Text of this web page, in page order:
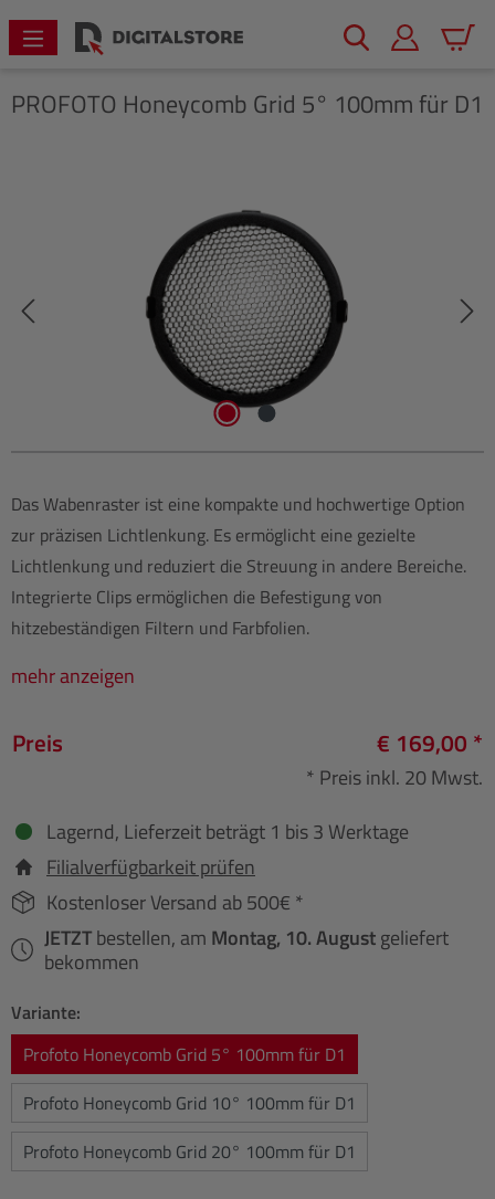
springen
PROFOTO Honeycomb Grid 5° 100mm für D1
Das Wabenraster ist eine kompakte und hochwertige Option
zur präzisen Lichtlenkung. Es ermöglicht eine gezielte
Lichtlenkung und reduziert die Streuung in andere Bereiche.
Integrierte Clips ermöglichen die Befestigung von
hitzebeständigen Filtern und Farbfolien.
mehr anzeigen
Preis € 169,00 *
* Preis inkl. 20 Mwst.
Lagernd, Lieferzeit beträgt 1 bis 3 Werktage
Filialverfügbarkeit prüfen
Kostenloser Versand ab 500€ *
JETZTbestellen, am Montag, 10. Augustgeliefert
bekommen
Variante:
Profoto Honeycomb Grid 5° 100mm für D1
Profoto Honeycomb Grid 10° 100mm für D1
Profoto Honeycomb Grid 20° 100mm für D1